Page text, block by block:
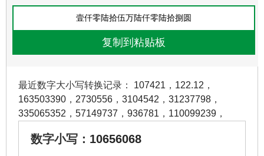
最近数字大小写转换记录： 107421 ， 122.12 ，
163503390 ， 2730556 ， 3104542 ， 31237798 ，
335065352 ， 57149737 ， 936781 ， 110099239 ，
数字小写： 10656068